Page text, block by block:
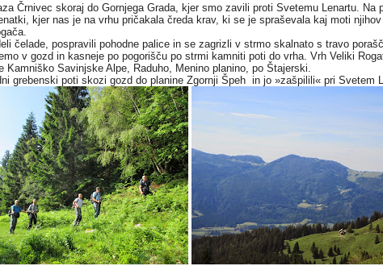
Črnivec skoraj do Gornjega Grada, kjer smo zavili proti Svetemu Lenartu. Na
kjer nas je na vrhu pričakala čreda krav, ki se je spraševala kaj moti
čelade, pospravili pohodne palice in se zagrizli v strmo skalnato s travo
v gozd in kasneje po pogorišču po strmi kamniti poti do vrha. Vrh Veliki
Kamniško Savinjske Alpe, Raduho, Menino planino, po Štajerski.
grebenski poti skozi gozd do planine Zgornji Špeh in jo »zašpilili« pri Svetem